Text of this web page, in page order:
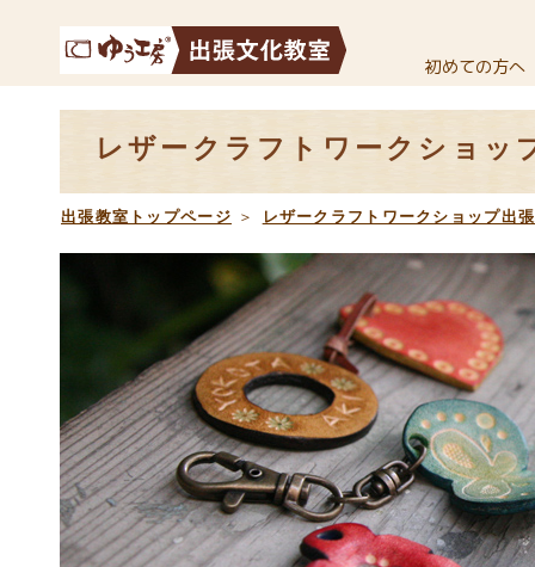
初めての方へ
レザークラフトワークショッ
出張教室トップページ ＞ レザークラフトワークショップ出